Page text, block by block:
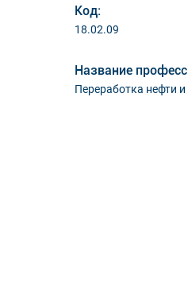
Код:
18.02.09
Название
Переработка нефти и